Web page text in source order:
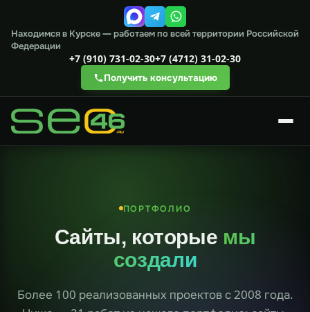
Находимся в Курске — работаем по всей территории Российской
Федерации
+7 (910) 731-02-30+7 (4712) 31-02-30
Получить консультацию
ПОРТФОЛИО
Сайты, которые мы
создали
Более 100 реализованных проектов с 2008 года.